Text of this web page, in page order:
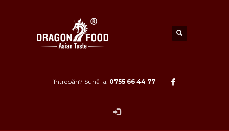
Întrebări? Sună la: 0755 66 44 77